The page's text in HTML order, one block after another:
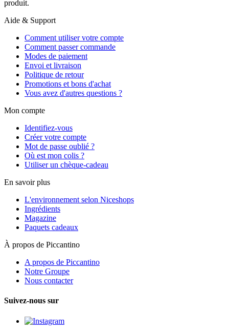
produit.
Aide & Support
Comment utiliser votre compte
Comment passer commande
Modes de paiement
Envoi et livraison
Politique de retour
Promotions et bons d'achat
Vous avez d'autres questions ?
Mon compte
Identifiez-vous
Créer votre compte
Mot de passe oublié ?
Où est mon colis ?
Utiliser un chèque-cadeau
En savoir plus
L'environnement selon Niceshops
Ingrédients
Magazine
Paquets cadeaux
À propos de Piccantino
A propos de Piccantino
Notre Groupe
Nous contacter
Suivez-nous sur